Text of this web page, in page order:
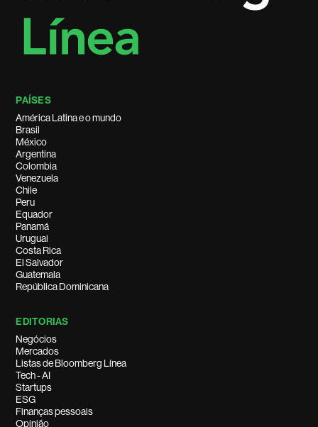
PAÍSES
América Latina e o mundo
Brasil
México
Argentina
Colombia
Venezuela
Chile
Peru
Equador
Panamá
Uruguai
Costa Rica
El Salvador
Guatemala
República Dominicana
EDITORIAS
Negócios
Mercados
Listas de Bloomberg Línea
Tech - AI
Startups
ESG
Finanças pessoais
Opinião